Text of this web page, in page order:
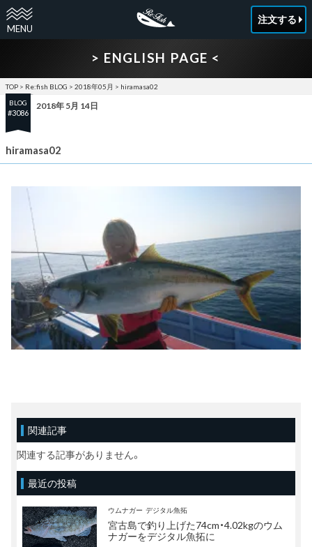
注文する
> ENGLISH PAGE <
TOP > Re:fish BLOG > 2018年05月 > hiramasa02
BLOG
#3086
2018年 5月 14日
hiramasa02
関連記事
関連する記事がありません。
最近の投稿
ウムナガー デジタル魚拓
宮古島で釣り上げた74cm・4.02kgのウム
ナガーをデジタル魚拓に